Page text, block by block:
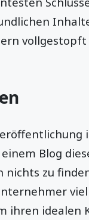
Blog
zu
ihren idealen